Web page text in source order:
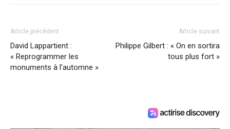
Article précédent
David Lappartient :
« Reprogrammer les
monuments à l’automne »
Article suivant
Philippe Gilbert : « On en sortira
tous plus fort »